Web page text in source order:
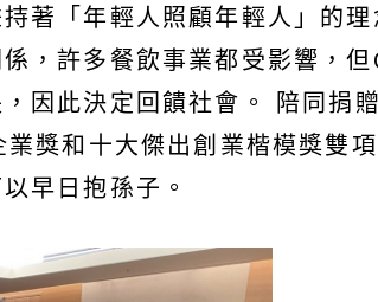
著「年輕人照顧年輕人」的
，許多餐飲事業都受影響
因此決定回饋社會。 陪同
獎和十大傑出創業楷模獎雙
早日抱孫子。